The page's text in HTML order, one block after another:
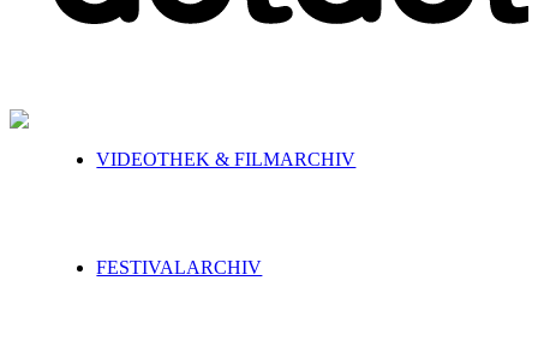
VIDEOTHEK & FILMARCHIV
FESTIVALARCHIV